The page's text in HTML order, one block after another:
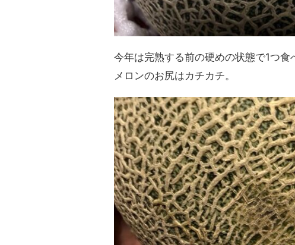
今年は完熟する前の硬めの状態で1つ食
メロンのお尻はカチカチ。